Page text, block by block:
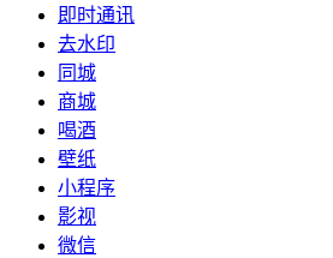
即时通讯
去水印
同城
商城
喝酒
壁纸
小程序
影视
微信